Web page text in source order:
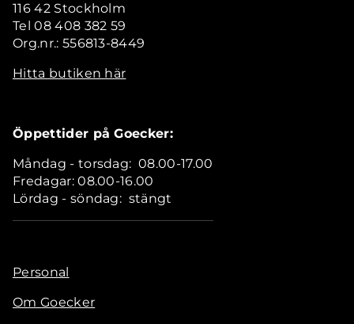
116 42 Stockholm
Tel 08 408 382 59
Org.nr.: 556813-8449
Hitta butiken här
Öppettider på Goecker:
Måndag - torsdag: 08.00-17.00
Fredagar: 08.00-16.00
Lördag - söndag: stängt
Personal
Om Goecker